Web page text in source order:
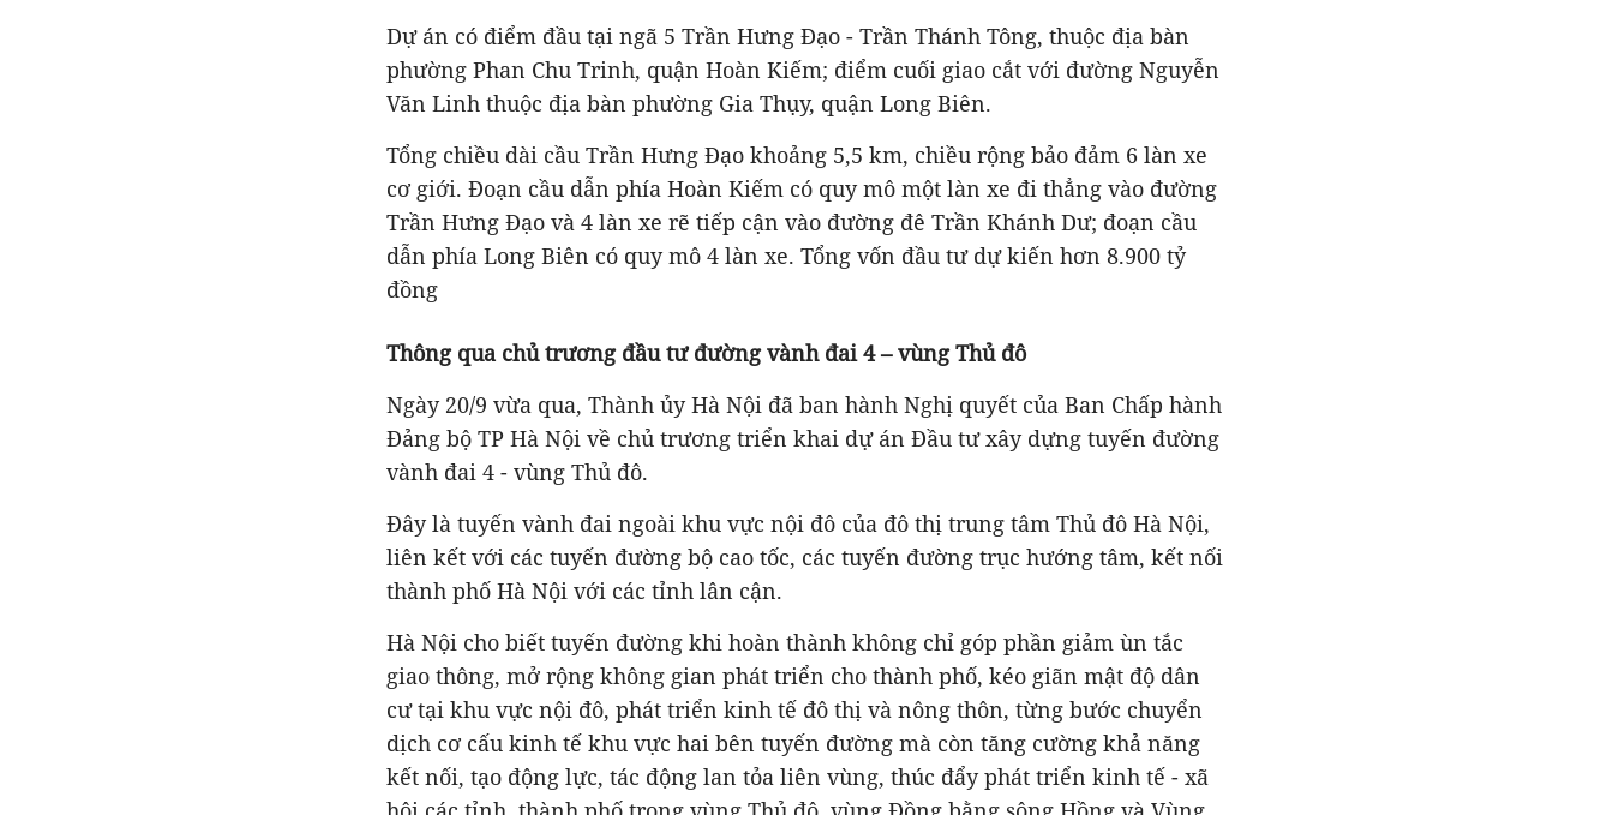
Dự án có điểm đầu tại ngã 5 Trần Hưng Đạo - Trần Thánh Tông, thuộc địa bàn
phường Phan Chu Trinh, quận Hoàn Kiếm; điểm cuối giao cắt với đường Nguyễn
Văn Linh thuộc địa bàn phường Gia Thụy, quận Long Biên.
Tổng chiều dài cầu Trần Hưng Đạo khoảng 5,5 km, chiều rộng bảo đảm 6 làn xe
cơ giới. Đoạn cầu dẫn phía Hoàn Kiếm có quy mô một làn xe đi thẳng vào đường
Trần Hưng Đạo và 4 làn xe rẽ tiếp cận vào đường đê Trần Khánh Dư; đoạn cầu
dẫn phía Long Biên có quy mô 4 làn xe. Tổng vốn đầu tư dự kiến hơn 8.900 tỷ
đồng
Thông qua chủ trương đầu tư đường vành đai 4 – vùng Thủ đô
Ngày 20/9 vừa qua, Thành ủy Hà Nội đã ban hành Nghị quyết của Ban Chấp hành
Đảng bộ TP Hà Nội về chủ trương triển khai dự án Đầu tư xây dựng tuyến đường
vành đai 4 - vùng Thủ đô.
Đây là tuyến vành đai ngoài khu vực nội đô của đô thị trung tâm Thủ đô Hà Nội,
liên kết với các tuyến đường bộ cao tốc, các tuyến đường trục hướng tâm, kết nối
thành phố Hà Nội với các tỉnh lân cận.
Hà Nội cho biết tuyến đường khi hoàn thành không chỉ góp phần giảm ùn tắc
giao thông, mở rộng không gian phát triển cho thành phố, kéo giãn mật độ dân
cư tại khu vực nội đô, phát triển kinh tế đô thị và nông thôn, từng bước chuyển
dịch cơ cấu kinh tế khu vực hai bên tuyến đường mà còn tăng cường khả năng
kết nối, tạo động lực, tác động lan tỏa liên vùng, thúc đẩy phát triển kinh tế - xã